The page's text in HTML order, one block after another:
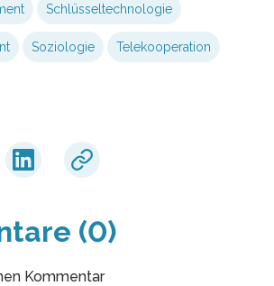
Schlüsseltechnologie
Soziologie Telekooperation
(0)
Kommentar